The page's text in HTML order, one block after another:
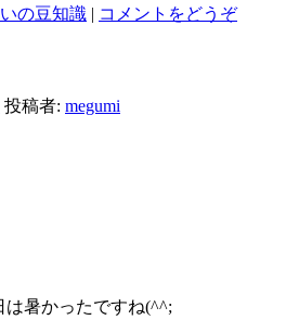
の豆知識 コメントをどうぞ
投稿者: megumi
は暑かったですね(^^;